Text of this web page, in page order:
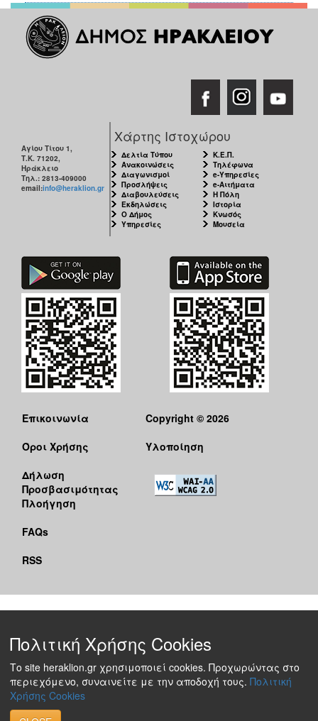
Αγίου Τίτου 1,
Τ.Κ. 71202,
Ηράκλειο
Τηλ.: 2813-409000
email:info@heraklion.gr
Χάρτης Ιστοχώρου
Δελτία Τύπου
Ανακοινώσεις
Διαγωνισμοί
Προσλήψεις
Διαβουλεύσεις
Εκδηλώσεις
Ο Δήμος
Υπηρεσίες
Κ.Ε.Π.
Τηλέφωνα
e-Υπηρεσίες
e-Αιτήματα
Η Πόλη
Ιστορία
Κνωσός
Μουσεία
Επικοινωνία
Όροι Χρήσης
Δήλωση
Προσβασιμότητας
Πλοήγηση
FAQs
RSS
Copyright © 2026
Υλοποίηση
Πολιτική Χρήσης Cookies
Το site heraklion.gr χρησιμοποιεί cookies. Προχωρώντας στο
περιεχόμενο, συναινείτε με την αποδοχή τους. Πολιτική
Χρήσης Cookies